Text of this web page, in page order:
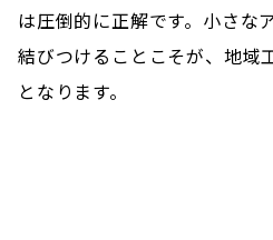
は圧倒的に正解です。小さな
結びつけることこそが、地域
となります。